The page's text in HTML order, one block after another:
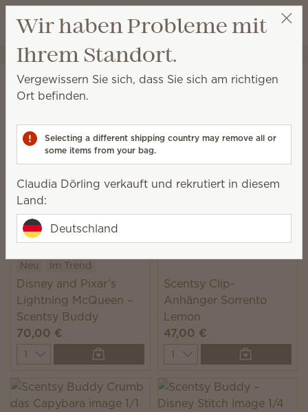
Wunschliste
Warenkorb
Claudia Dörling Party auswählen
Plüschartikel
es unendlich viele Gründe, Kinder und Erwachsene
um lächeln zu bringen.
17 Ergebnisse
Filter Relevanz
Neu Im Trend
Disney and Pixar’s
Lightning McQueen –
Scentsy Buddy
70,00 €
Quantity
Scentsy Clip-
Anhänger Sorrento
Lemon
47,00 €
Quantity
Wir haben Probleme mit
Ihrem Standort.
Vergewissern Sie sich, dass Sie sich am richtigen
Ort befinden.
Selecting a different shipping country may remove all or
some items from your bag.
Claudia Dörling verkauft und rekrutiert in diesem
Land:
Deutschland